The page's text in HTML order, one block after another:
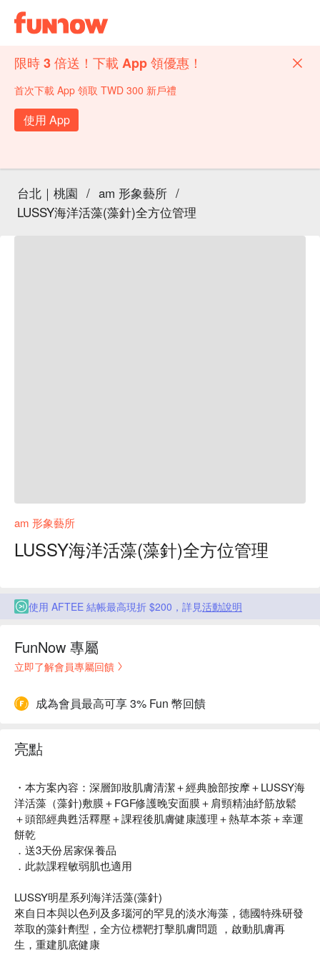
限時 3 倍送！下載 App 領優惠！
首次下載 App 領取 TWD 300 新戶禮
使用 App
台北｜桃園 / am 形象藝所 /
LUSSY海洋活藻(藻針)全方位管理
am 形象藝所
LUSSY海洋活藻(藻針)全方位管理
使用 AFTEE 結帳最高現折 $200，詳見活動說明
FunNow 專屬
立即了解會員專屬回饋
成為會員最高可享 3% Fun 幣回饋
亮點
・本方案內容：深層卸妝肌膚清潔＋經典臉部按摩＋LUSSY海
洋活藻（藻針)敷膜＋FGF修護晚安面膜＋肩頸精油紓筋放鬆
＋頭部經典甦活釋壓＋課程後肌膚健康護理＋熱草本茶＋幸運
餅乾
．送3天份居家保養品
．此款課程敏弱肌也適用
LUSSY明星系列海洋活藻(藻針)
來自日本與以色列及多瑙河的罕見的淡水海藻，德國特殊研發
萃取的藻針劑型，全方位標靶打擊肌膚問題 ，啟動肌膚再
生，重建肌底健康